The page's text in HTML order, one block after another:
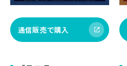
通信販売で購入